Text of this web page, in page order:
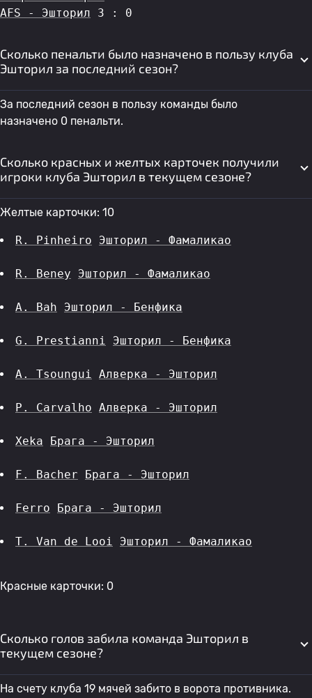
AFS - Эшторил 3 : 0
Сколько пенальти было назначено в пользу клуба
Эшторил за последний сезон?
За последний сезон в пользу команды было
назначено 0 пенальти.
Сколько красных и желтых карточек получили
игроки клуба Эшторил в текущем сезоне?
Желтые карточки: 10
R. Pinheiro Эшторил - Фамаликао
R. Beney Эшторил - Фамаликао
A. Bah Эшторил - Бенфика
G. Prestianni Эшторил - Бенфика
A. Tsoungui Алверка - Эшторил
P. Carvalho Алверка - Эшторил
Xeka Брага - Эшторил
F. Bacher Брага - Эшторил
Ferro Брага - Эшторил
T. Van de Looi Эшторил - Фамаликао
Красные карточки: 0
Сколько голов забила команда Эшторил в
текущем сезоне?
На счету клуба 19 мячей забито в ворота противника.